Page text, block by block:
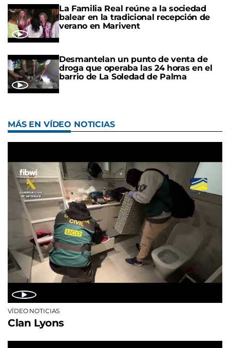
La Familia Real reúne a la sociedad
balear en la tradicional recepción de
verano en Marivent
Desmantelan un punto de venta de
droga que operaba las 24 horas en el
barrio de La Soledad de Palma
MÁS EN VÍDEO NOTICIAS
VÍDEO NOTICIAS
Clan Lyons